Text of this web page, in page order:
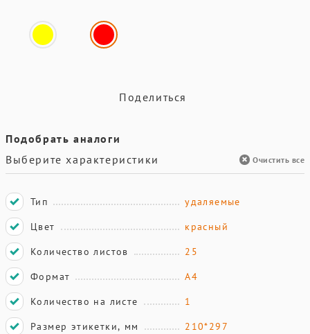
Поделиться
Подобрать аналоги
Выберите характеристики
Очистить все
Тип
удаляемые
Цвет
красный
Количество листов
25
Формат
А4
Количество на листе
1
Размер этикетки, мм
210*297